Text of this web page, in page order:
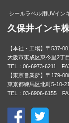
シールラベル用UVイン
久保井インキ
【本社・工場】〒537-
大阪市東成区東今里2丁
TEL：06-6973-6211
【東京営業所】〒179-
東京都練馬区北町
TEL：03-6906-6155